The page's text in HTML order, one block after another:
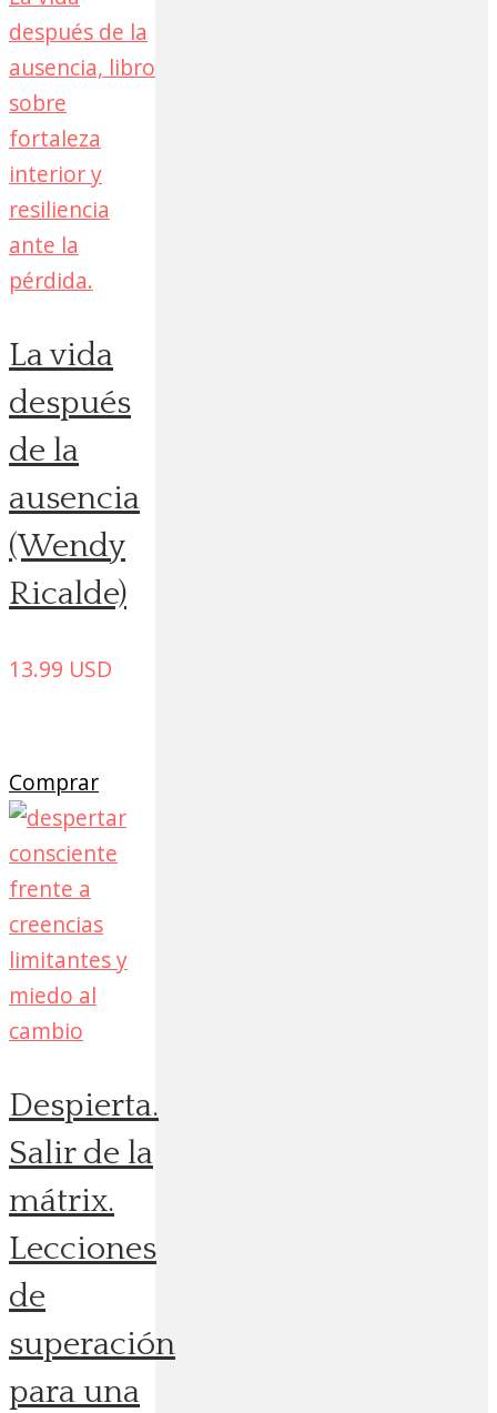
La vida
después
de la
ausencia
(Wendy
Ricalde)
13.99 USD
Comprar
Despierta.
Salir de la
mátrix.
Lecciones
de
superación
para una